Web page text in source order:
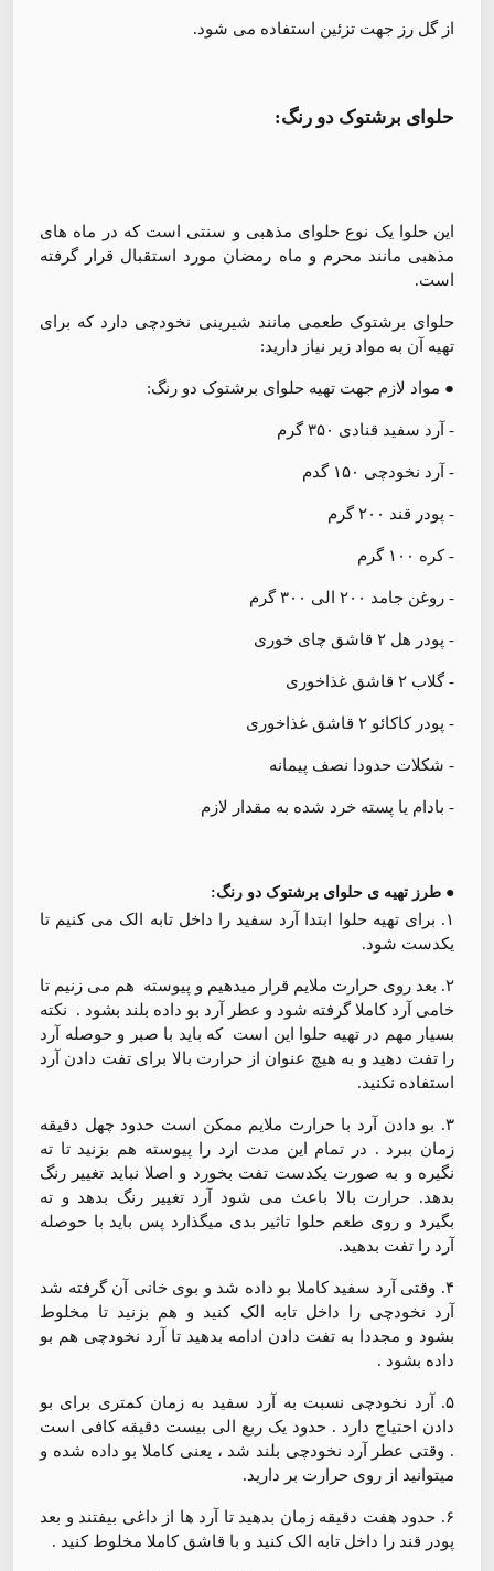
از گل رز جهت تزئین استفاده می شود.
حلوای برشتوک دو رنگ:
این حلوا یک نوع حلوای مذهبی و سنتی است که در ماه های
مذهبی مانند محرم و ماه رمضان مورد استقبال قرار گرفته
است.
حلوای برشتوک طعمی مانند شیرینی نخودچی دارد که برای
تهیه آن به مواد زیر نیاز دارید:
● مواد لازم جهت تهیه حلوای برشتوک دو رنگ:
- آرد سفید قنادی ۳۵۰ گرم
- آرد نخودچی ۱۵۰ گدم
- پودر قند ۲۰۰ گرم
- کره ۱۰۰ گرم
- روغن جامد ۲۰۰ الی ۳۰۰ گرم
- پودر هل ۲ قاشق چای خوری
- گلاب ۲ قاشق غذاخوری
- پودر کاکائو ۲ قاشق غذاخوری
- شکلات حدودا نصف پیمانه
- بادام یا پسته خرد شده به مقدار لازم
● طرز تهیه ی حلوای برشتوک دو رنگ:
۱. برای تهیه حلوا ابتدا آرد سفید را داخل تابه الک می کنیم تا
یکدست شود.
۲. بعد روی حرارت ملایم قرار میدهیم و پیوسته هم می زنیم تا
خامی آرد کاملا گرفته شود و عطر آرد بو داده بلند بشود . نکته
بسیار مهم در تهیه حلوا این است که باید با صبر و حوصله آرد
را تفت دهید و به هیچ عنوان از حرارت بالا برای تفت دادن آرد
استفاده نکنید.
۳. بو دادن آرد با حرارت ملایم ممکن است حدود چهل دقیقه
زمان ببرد . در تمام این مدت ارد را پیوسته هم بزنید تا ته
نگیره و به صورت یکدست تفت بخورد و اصلا نباید تغییر رنگ
بدهد. حرارت بالا باعث می شود آرد تغییر رنگ بدهد و ته
بگیرد و روی طعم حلوا تاثیر بدی میگذارد پس باید با حوصله
آرد را تفت بدهید.
۴. وقتی آرد سفید کاملا بو داده شد و بوی خانی آن گرفته شد
آرد نخودچی را داخل تابه الک کنید و هم بزنید تا مخلوط
بشود و مجددا به تفت دادن ادامه بدهید تا آرد نخودچی هم بو
داده بشود .
۵. آرد نخودچی نسبت به آرد سفید به زمان کمتری برای بو
دادن احتیاج دارد . حدود یک ربع الی بیست دقیقه کافی است
. وقتی عطر آرد نخودچی بلند شد ، یعنی کاملا بو داده شده و
میتوانید از روی حرارت بر دارید.
۶. حدود هفت دقیقه زمان بدهید تا آرد ها از داغی بیفتند و بعد
پودر قند را داخل تابه الک کنید و با قاشق کاملا مخلوط کنید .